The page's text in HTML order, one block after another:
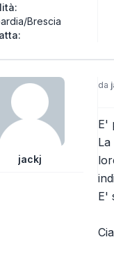
Brescia
jackj
da
E'
E'